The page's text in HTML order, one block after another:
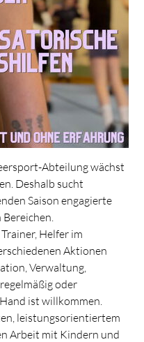
Abteilung wächst
Deshalb sucht
Saison engagierte
Helfer im
Aktionen
Verwaltung,
oder
ist willkommen.
leistungsorientiertem
Arbeit mit Kindern und